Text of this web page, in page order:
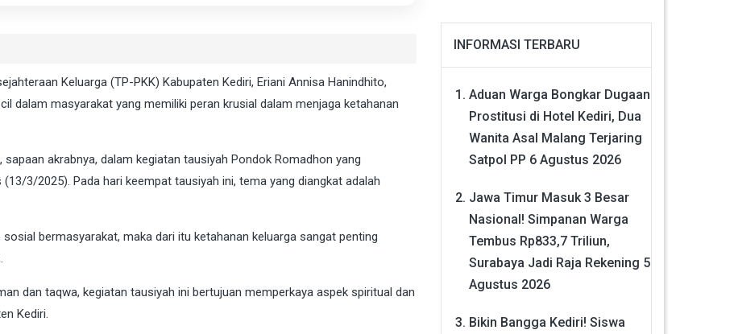
Keluarga (TP-PKK) Kabupaten Kediri, Eriani Annisa Hanindhito,
dalam masyarakat yang memiliki peran krusial dalam menjaga ketahanan
akrabnya, dalam kegiatan tausiyah Pondok Romadhon yang
3/2025). Pada hari keempat tausiyah ini, tema yang diangkat adalah
bermasyarakat, maka dari itu ketahanan keluarga sangat penting
dan taqwa, kegiatan tausiyah ini bertujuan memperkaya aspek spiritual dan
Kediri.
INFORMASI TERBARU
Aduan Warga Bongkar Dugaan
Prostitusi di Hotel Kediri, Dua
Wanita Asal Malang Terjaring
Satpol PP 6 Agustus 2026
Jawa Timur Masuk 3 Besar
Nasional! Simpanan Warga
Tembus Rp833,7 Triliun,
Surabaya Jadi Raja Rekening 5
Agustus 2026
Bikin Bangga Kediri! Siswa